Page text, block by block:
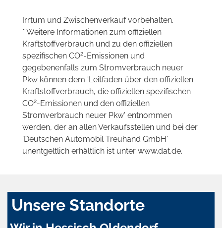
Irrtum und Zwischenverkauf vorbehalten.
* Weitere Informationen zum offiziellen
Kraftstoffverbrauch und zu den offiziellen
spezifischen CO2-Emissionen und
gegebenenfalls zum Stromverbrauch neuer
Pkw können dem 'Leitfaden über den offiziellen
Kraftstoffverbrauch, die offiziellen spezifischen
CO2-Emissionen und den offiziellen
Stromverbrauch neuer Pkw' entnommen
werden, der an allen Verkaufsstellen und bei der
'Deutschen Automobil Treuhand GmbH'
unentgeltlich erhältlich ist unter www.dat.de.
Unsere Standorte